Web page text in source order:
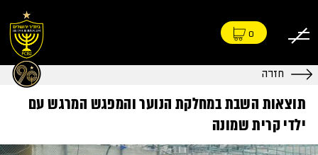
0
חזרה
תוצאות השבת במחלקת הנוער והמפגש המרגש עם
ילדי קרית שמונה